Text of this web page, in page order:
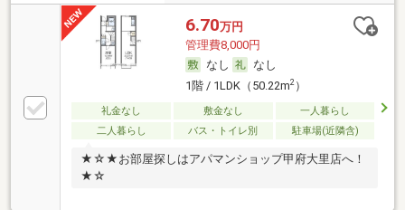
6.70万円
管理費8,000円
なし
なし
1階 / 1LDK（50.22m2）
礼金なし 敷金なし
一人暮らし
二人暮らし
バス・トイレ別 駐車場(近隣含)
★☆★お部屋探しはアパマンショップ甲府大里店へ！
★☆